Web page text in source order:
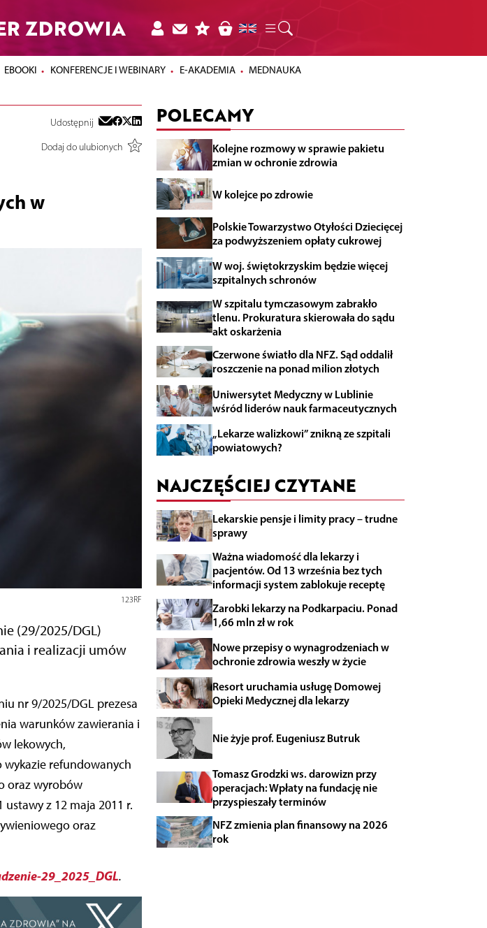
ZDROWIA
EBOOKI KONFERENCJE I WEBINARY E-AKADEMIA MEDNAUKA
Udostępnij
Dodaj do ulubionych
w
123RF
(29/2025/DGL)
i realizacji umów
warunków zawierania i
lekowych,
wykazie refundowanych
oraz wyrobów
z 12 maja 2011 r.
oraz
29_2025_DGL.
POLECAMY
Kolejne rozmowy w sprawie pakietu
zmian w ochronie zdrowia
W kolejce po zdrowie
Polskie Towarzystwo Otyłości Dziecięcej
za podwyższeniem opłaty cukrowej
W woj. świętokrzyskim będzie więcej
szpitalnych schronów
W szpitalu tymczasowym zabrakło
tlenu. Prokuratura skierowała do sądu
akt oskarżenia
Czerwone światło dla NFZ. Sąd oddalił
roszczenie na ponad milion złotych
Uniwersytet Medyczny w Lublinie
wśród liderów nauk farmaceutycznych
„Lekarze walizkowi” znikną ze szpitali
powiatowych?
NAJCZĘŚCIEJ CZYTANE
Lekarskie pensje i limity pracy – trudne
sprawy
Ważna wiadomość dla lekarzy i
pacjentów. Od 13 września bez tych
informacji system zablokuje receptę
Zarobki lekarzy na Podkarpaciu. Ponad
1,66 mln zł w rok
Nowe przepisy o wynagrodzeniach w
ochronie zdrowia weszły w życie
Resort uruchamia usługę Domowej
Opieki Medycznej dla lekarzy
Nie żyje prof. Eugeniusz Butruk
Tomasz Grodzki ws. darowizn przy
operacjach: Wpłaty na fundację nie
przyspieszały terminów
NFZ zmienia plan finansowy na 2026
rok